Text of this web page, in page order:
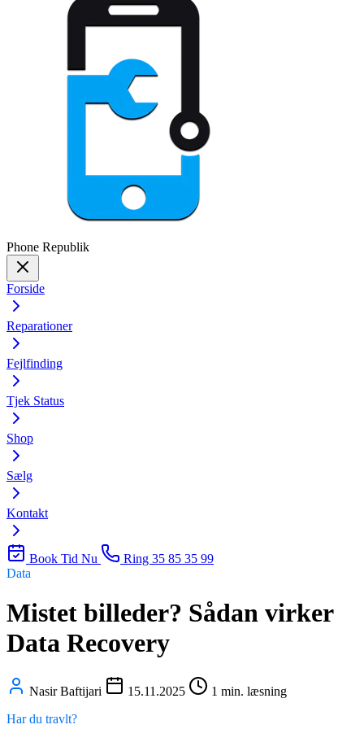
Phone Republik
Forside
Reparationer
Fejlfinding
Tjek Status
Shop
Sælg
Kontakt
Book Tid Nu
Ring 35 85 35 99
Data
Mistet billeder? Sådan virker
Data Recovery
Nasir Baftijari 15.11.2025
1 min. læsning
Har du travlt?